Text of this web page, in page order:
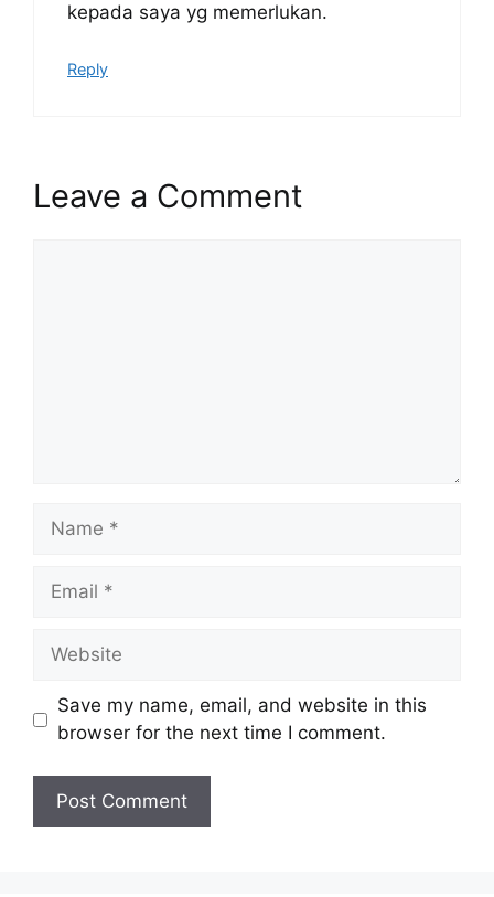
kepada saya yg memerlukan.
Reply
Leave a Comment
Name
Email
Website
Save my name, email, and website in this
browser for the next time I comment.